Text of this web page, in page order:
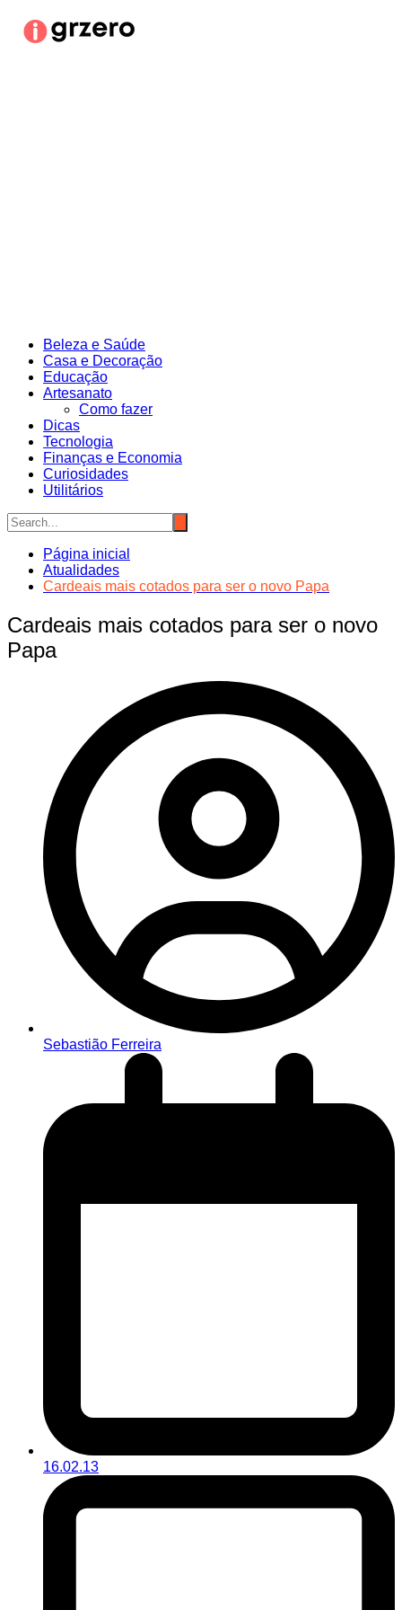
para
Beleza e Saúde
Casa e Decoração
Educação
Artesanato
Como fazer
Dicas
Tecnologia
Finanças e Economia
Curiosidades
Utilitários
Página inicial
Atualidades
Cardeais mais cotados para ser o novo Papa
Cardeais mais cotados para ser o novo
Papa
Sebastião Ferreira
16.02.13